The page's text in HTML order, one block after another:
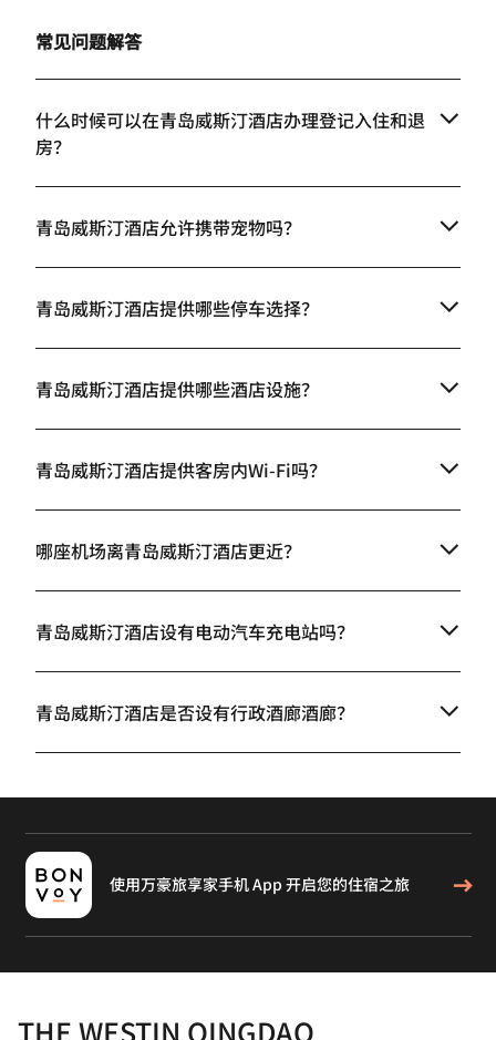
常见问题解答
什么时候可以在青岛威斯汀酒店办理登记入住和退
房？
青岛威斯汀酒店允许携带宠物吗？
青岛威斯汀酒店提供哪些停车选择？
青岛威斯汀酒店提供哪些酒店设施？
青岛威斯汀酒店提供客房内Wi-Fi吗？
哪座机场离青岛威斯汀酒店更近？
青岛威斯汀酒店设有电动汽车充电站吗？
青岛威斯汀酒店是否设有行政酒廊酒廊？
使用万豪旅享家手机 App 开启您的住宿之旅
THE WESTIN QINGDAO